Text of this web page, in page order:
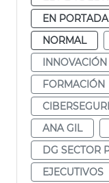
EN PORTADA
NORMAL
INNOVACIÓN
FORMACIÓN
ANA GIL
DG SECTOR
EJECUTIVOS